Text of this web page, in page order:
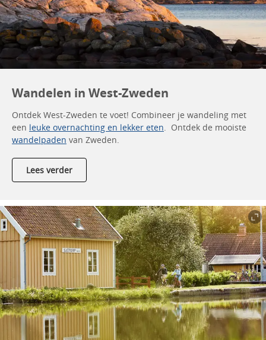
Wandelen in West-Zweden
Ontdek West-Zweden te voet! Combineer je wandeling met
een leuke overnachting en lekker eten. Ontdek de mooiste
wandelpaden van Zweden.
Lees verder